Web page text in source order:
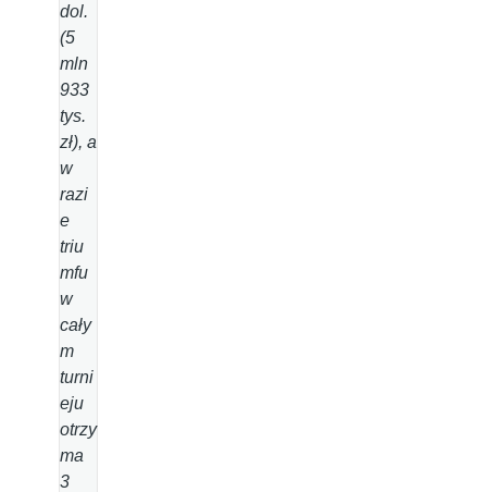
dol.
(5
mln
933
tys.
zł), a
w
razi
e
triu
mfu
w
cały
m
turni
eju
otrzy
ma
3